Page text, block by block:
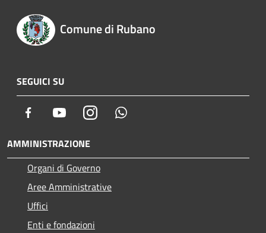
Comune di Rubano
SEGUICI SU
Facebook YoutubeInstagram
AMMINISTRAZIONE
Organi di Governo
Aree Amministrative
Uffici
Enti e fondazioni